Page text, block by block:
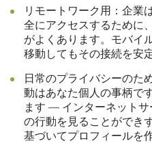
リモートワーク用：企業
全にアクセスするために
がよくあります。モバイ
移動してもその接続を安
日常のプライバシーのた
動はあなた個人の事柄で
ます — インターネット
の行動を見ることができ
基づいてプロフィールを